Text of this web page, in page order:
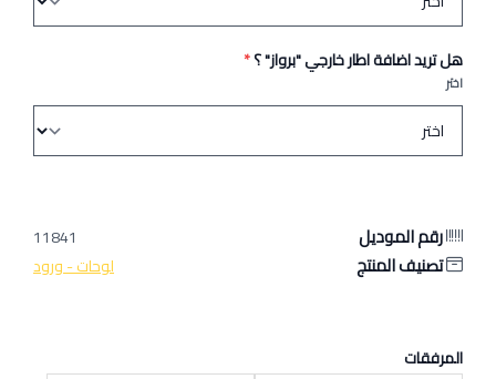
هل تريد اضافة اطار خارجي "برواز" ؟*
اختر
رقم الموديل 11841
تصنيف المنتج لوحات - ورود
المرفقات